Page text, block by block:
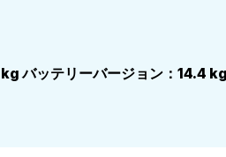
バッテリーバージョン：14.4 kg